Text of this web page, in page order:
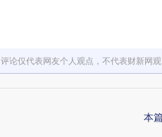
评论仅代表网友个人观点，不代表财新网
本